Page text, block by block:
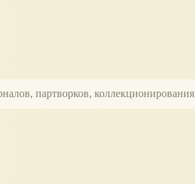
партворков, коллекционирования